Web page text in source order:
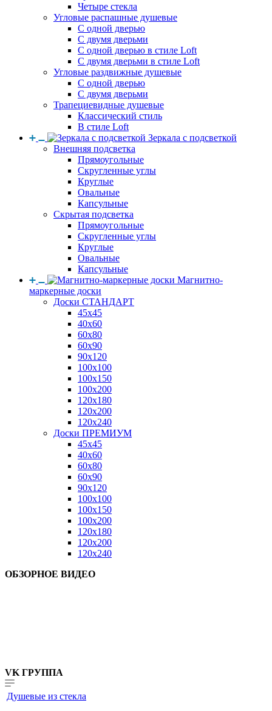
Четыре стекла
Угловые распашные душевые
С одной дверью
С двумя дверьми
С одной дверью в стиле Loft
С двумя дверьми в стиле Loft
Угловые раздвижные душевые
С одной дверью
С двумя дверьми
Трапециевидные душевые
Классический стиль
В стиле Loft
Зеркала с подсветкой
Внешняя подсветка
Прямоугольные
Скругленные углы
Круглые
Овальные
Капсульные
Скрытая подсветка
Прямоугольные
Скругленные углы
Круглые
Овальные
Капсульные
Магнитно-
маркерные доски
Доски СТАНДАРТ
45x45
40x60
60x80
60x90
90x120
100x100
100x150
100x200
120x180
120x200
120x240
Доски ПРЕМИУМ
45x45
40x60
60x80
60x90
90x120
100x100
100x150
100x200
120x180
120x200
120x240
ОБЗОРНОЕ ВИДЕО
VK ГРУППА
Душевые из стекла